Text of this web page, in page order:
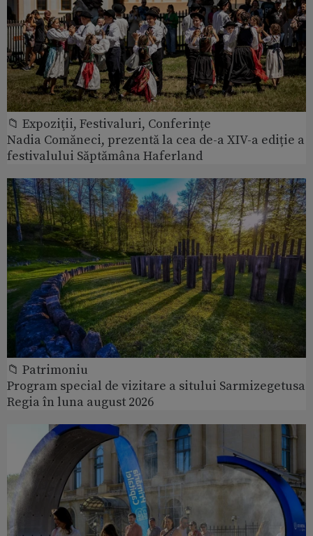
📁 Expoziţii, Festivaluri, Conferințe
Nadia Comăneci, prezentă la cea de-a XIV-a ediție a
festivalului Săptămâna Haferland
📁 Patrimoniu
Program special de vizitare a sitului Sarmizegetusa
Regia în luna august 2026